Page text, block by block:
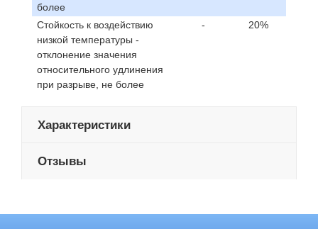
более
Стойкость к воздействию
низкой температуры -
отклонение значения
относительного удлинения
при разрыве, не более
- 20%
Характеристики
Отзывы